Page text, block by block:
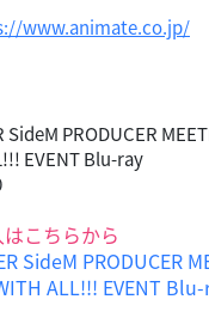
www.animate.co.jp/
SideM PRODUCER
EVENT Blu-ray
こちらから
SideM PRODUCER
ALL!!! EVENT